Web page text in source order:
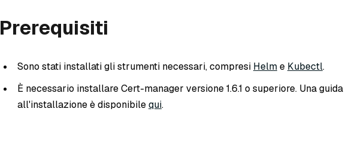
Prerequisiti
Sono stati installati gli strumenti necessari, compresi Helme Kubectl.
È necessario installare Cert-manager versione 1.6.1 o superiore. Una guida
all'installazione è disponibilequi.